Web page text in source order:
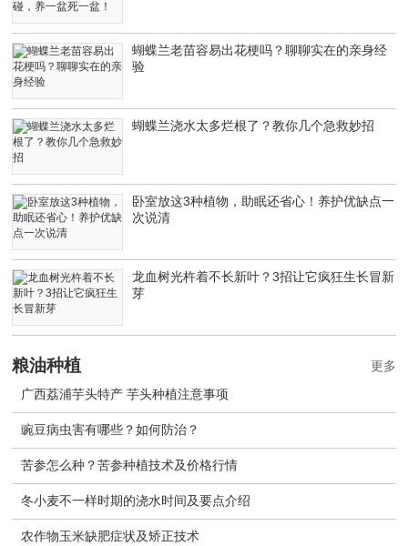
蝴蝶兰老苗容易出花梗吗？聊聊实在的亲身经
验
蝴蝶兰浇水太多烂根了？教你几个急救妙招
卧室放这3种植物，助眠还省心！养护优缺点一
次说清
龙血树光杵着不长新叶？3招让它疯狂生长冒新
芽
粮油种植
广西荔浦芋头特产 芋头种植注意事项
豌豆病虫害有哪些？如何防治？
苦参怎么种？苦参种植技术及价格行情
冬小麦不一样时期的浇水时间及要点介绍
农作物玉米缺肥症状及矫正技术
更多